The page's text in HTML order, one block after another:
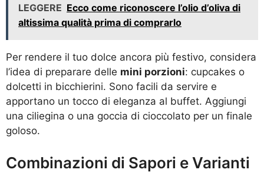
LEGGERE Ecco come riconoscere l’olio d’oliva di
altissima qualità prima di comprarlo
Per rendere il tuo dolce ancora più festivo, considera
l’idea di preparare delle mini porzioni: cupcakes o
dolcetti in bicchierini. Sono facili da servire e
apportano un tocco di eleganza al buffet. Aggiungi
una ciliegina o una goccia di cioccolato per un finale
goloso.
Combinazioni di Sapori e Varianti